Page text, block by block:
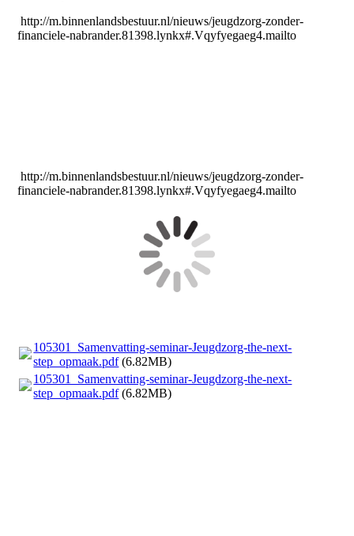
http://m.binnenlandsbestuur.nl/nieuws/jeugdzorg-zonder-
financiele-nabrander.81398.lynkx#.Vqyfyegaeg4.mailto
http://m.binnenlandsbestuur.nl/nieuws/jeugdzorg-zonder-
financiele-nabrander.81398.lynkx#.Vqyfyegaeg4.mailto
105301_Samenvatting-seminar-Jeugdzorg-the-next-
step_opmaak.pdf(6.82MB)
105301_Samenvatting-seminar-Jeugdzorg-the-next-
step_opmaak.pdf(6.82MB)